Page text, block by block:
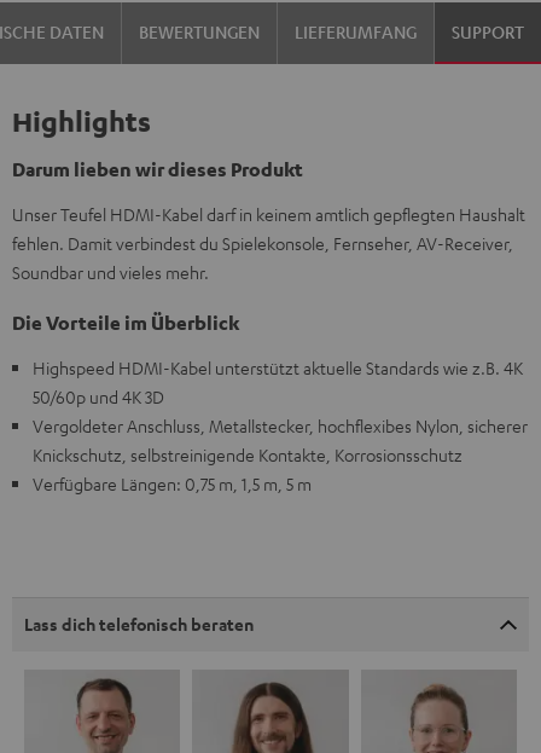
DATEN BEWERTUNGEN LIEFERUMFANG SUPPORT
Highlights
Darum lieben wir dieses Produkt
Unser Teufel HDMI-Kabel darf in keinem amtlich gepflegten Haushalt
fehlen. Damit verbindest du Spielekonsole, Fernseher, AV-Receiver,
Soundbar und vieles mehr.
Die Vorteile im Überblick
Highspeed HDMI-Kabel unterstützt aktuelle Standards wie z.B. 4K
50/60p und 4K 3D
Vergoldeter Anschluss, Metallstecker, hochflexibes Nylon, sicherer
Knickschutz, selbstreinigende Kontakte, Korrosionsschutz
Verfügbare Längen: 0,75 m, 1,5 m, 5 m
Lass dich telefonisch beraten